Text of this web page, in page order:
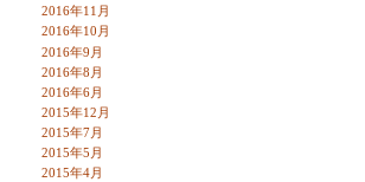
2016年11月
2016年10月
2016年9月
2016年8月
2016年6月
2015年12月
2015年7月
2015年5月
2015年4月